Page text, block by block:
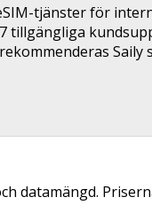
tjänster för
Saily
datamängd.